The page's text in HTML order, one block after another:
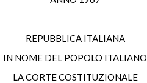
REPUBBLICA ITALIANA
IN NOME DEL POPOLO ITALIANO
LA CORTE COSTITUZIONALE